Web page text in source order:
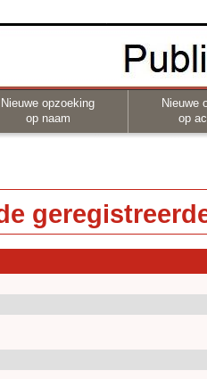
Nieuwe opzoeking
op naam
Nieuwe
op